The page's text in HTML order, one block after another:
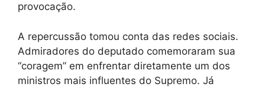
provocação.
A repercussão tomou conta das redes sociais.
Admiradores do deputado comemoraram sua
“coragem” em enfrentar diretamente um dos
ministros mais influentes do Supremo. Já